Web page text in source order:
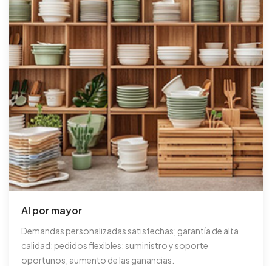
Al por mayor
Demandas personalizadas satisfechas; garantía de alta
calidad; pedidos flexibles; suministro y soporte
oportunos; aumento de las ganancias.